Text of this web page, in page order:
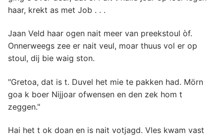
haar, krekt as met Job . . .
Jaan Veld haar ogen nait meer van preekstoul òf.
Onnerweegs zee er nait veul, moar thuus vol er op
stoul, dij bie waig ston.
"Gretoa, dat is t. Duvel het mie te pakken had. Mörn
goa k boer Nijjoar ofwensen en den zek hom t
zeggen."
Hai het t ok doan en is nait votjagd. Vles kwam vast